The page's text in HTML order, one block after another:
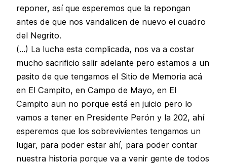
reponer, así que esperemos que la repongan
antes de que nos vandalicen de nuevo el cuadro
del Negrito.
(…) La lucha esta complicada, nos va a costar
mucho sacrificio salir adelante pero estamos a un
pasito de que tengamos el Sitio de Memoria acá
en El Campito, en Campo de Mayo, en El
Campito aun no porque está en juicio pero lo
vamos a tener en Presidente Perón y la 202, ahí
esperemos que los sobrevivientes tengamos un
lugar, para poder estar ahí, para poder contar
nuestra historia porque va a venir gente de todos